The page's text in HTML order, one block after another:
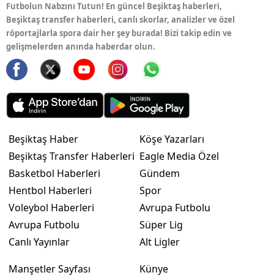
Futbolun Nabzını Tutun! En güncel Beşiktaş haberleri,
Beşiktaş transfer haberleri, canlı skorlar, analizler ve özel
röportajlarla spora dair her şey burada! Bizi takip edin ve
gelişmelerden anında haberdar olun.
Beşiktaş Haber
Beşiktaş Transfer Haberleri
Basketbol Haberleri
Hentbol Haberleri
Voleybol Haberleri
Avrupa Futbolu
Canlı Yayınlar
Köşe Yazarları
Eagle Media Özel
Gündem
Spor
Avrupa Futbolu
Süper Lig
Alt Ligler
Manşetler Sayfası
Künye